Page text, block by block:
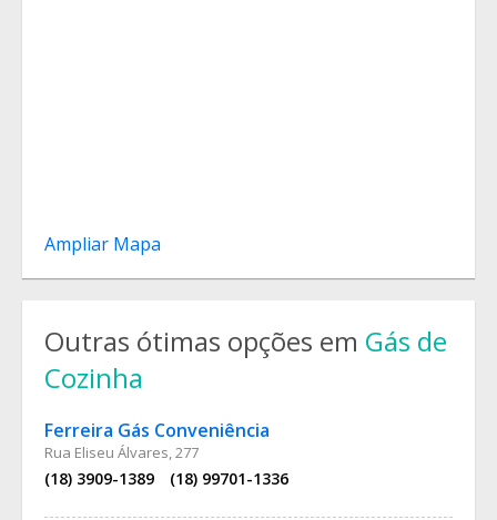
Ampliar Mapa
Outras ótimas opções em Gás de
Cozinha
Ferreira Gás Conveniência
Rua Eliseu Álvares, 277
(18) 3909-1389 (18) 99701-1336